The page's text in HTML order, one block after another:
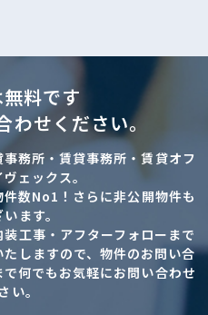
料です
わせください。
務所・賃貸事務所・賃貸オフ
ェックス。
数No1！さらに非公開物件も
ます。
工事・アフターフォローまで
しますので、物件のお問い合
何でもお気軽にお問い合わせ
い。